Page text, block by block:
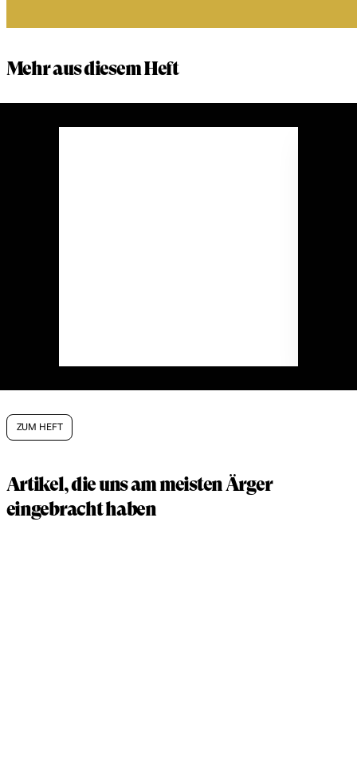
Mehr aus diesem Heft
ZUM HEFT
Artikel, die uns am meisten Ärger
eingebracht haben